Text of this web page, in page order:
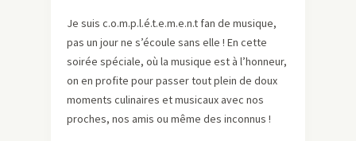
Je suis c.o.m.p.l.é.t.e.m.e.n.t fan de musique,
pas un jour ne s’écoule sans elle ! En cette
soirée spéciale, où la musique est à l’honneur,
on en profite pour passer tout plein de doux
moments culinaires et musicaux avec nos
proches, nos amis ou même des inconnus !